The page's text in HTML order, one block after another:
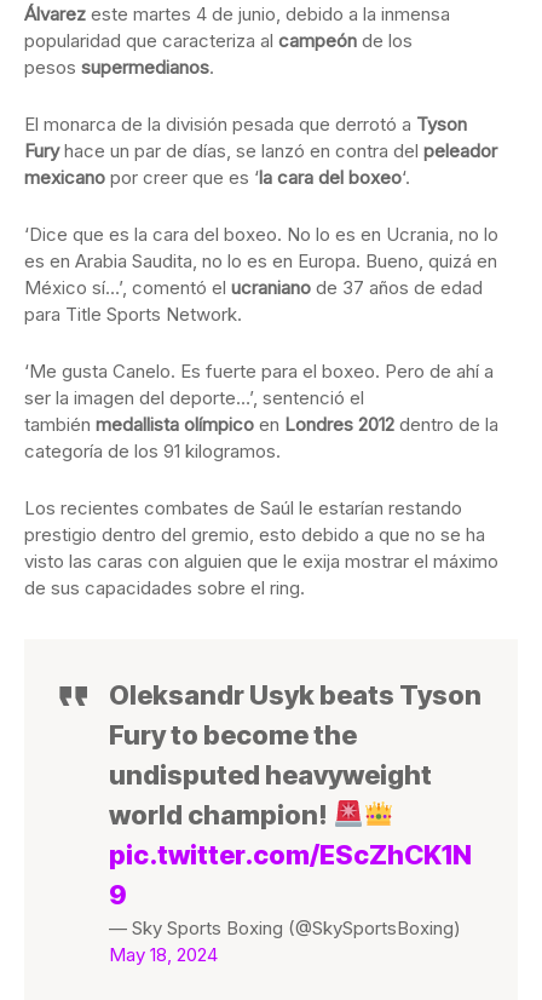
Álvarez este martes 4 de junio, debido a la inmensa
popularidad que caracteriza al campeón de los
pesos supermedianos.
El monarca de la división pesada que derrotó a Tyson
Furyhace un par de días, se lanzó en contra del peleador
mexicano por creer que es ‘la cara del boxeo‘.
‘Dice que es la cara del boxeo. No lo es en Ucrania, no lo
es en Arabia Saudita, no lo es en Europa. Bueno, quizá en
México sí…’, comentó el ucraniano de 37 años de edad
para Title Sports Network.
‘Me gusta Canelo. Es fuerte para el boxeo. Pero de ahí a
ser la imagen del deporte…’, sentenció el
también medallista olímpico en Londres 2012 dentro de la
categoría de los 91 kilogramos.
Los recientes combates de Saúl le estarían restando
prestigio dentro del gremio, esto debido a que no se ha
visto las caras con alguien que le exija mostrar el máximo
de sus capacidades sobre el ring.
Oleksandr Usyk beats Tyson
Fury to become the
undisputed heavyweight
world champion!
pic.twitter.com/EScZhCK1N
9
— Sky Sports Boxing (@SkySportsBoxing)
May 18, 2024